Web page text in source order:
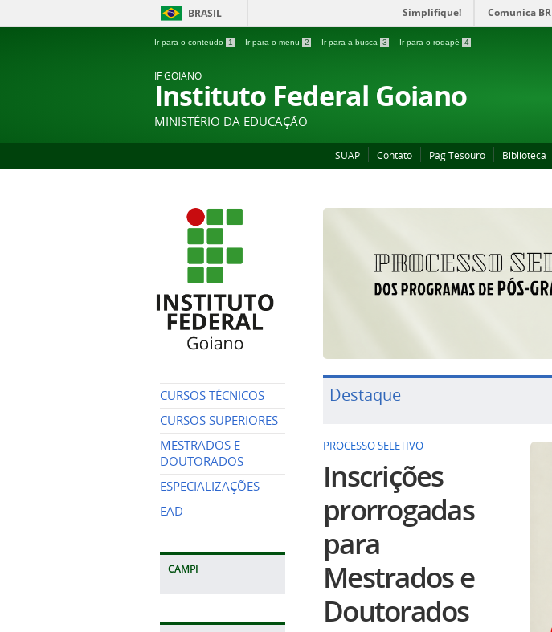
BRASIL Simplifique! Comunica BR
Ir para o conteúdo 1 Ir para o menu 2 Ir para a busca 3 Ir para o rodapé 4
IF GOIANO
Instituto Federal Goiano
MINISTÉRIO DA EDUCAÇÃO
SUAP Contato Pag Tesouro Biblioteca
CURSOS TÉCNICOS
CURSOS SUPERIORES
MESTRADOS E
DOUTORADOS
ESPECIALIZAÇÕES
EAD
CAMPI
Destaque
PROCESSO SELETIVO
Inscrições
prorrogadas
para
Mestrados e
Doutorados